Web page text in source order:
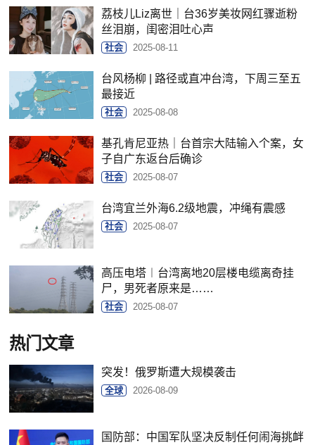
荔枝儿Liz离世｜台36岁美妆网红骤逝粉
丝泪崩，闺密泪吐心声
社会 2025-08-11
台风杨柳 | 路径或直冲台湾，下周三至五
最接近
社会 2025-08-08
基孔肯尼亚热｜台首宗大陆输入个案，女
子自广东返台后确诊
社会 2025-08-07
台湾宜兰外海6.2级地震，冲绳有震感
社会 2025-08-07
高压电塔︱台湾离地20层楼电缆离奇挂
尸，男死者原来是……
社会 2025-08-07
热门文章
突发！俄罗斯遭大规模袭击
全球 2026-08-09
国防部：中国军队坚决反制任何闹海挑衅